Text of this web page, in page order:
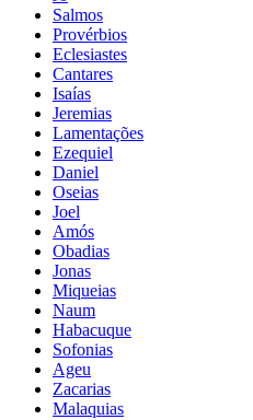
Salmos
Provérbios
Eclesiastes
Cantares
Isaías
Jeremias
Lamentações
Ezequiel
Daniel
Oseias
Joel
Amós
Obadias
Jonas
Miqueias
Naum
Habacuque
Sofonias
Ageu
Zacarias
Malaquias